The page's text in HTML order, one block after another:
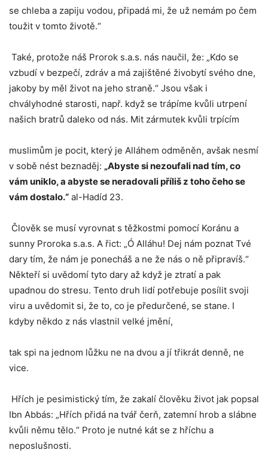
se chleba a zapiju vodou, připadá mi, že už nemám po čem
toužit v tomto životě.“
Také, protože náš Prorok s.a.s. nás naučil, že: „Kdo se
vzbudí v bezpečí, zdráv a má zajištěné živobytí svého dne,
jakoby by měl život na jeho straně.“ Jsou však i
chvályhodné starosti, např. když se trápíme kvůli utrpení
našich bratrů daleko od nás. Mit zármutek kvůli trpícím
muslimům je pocit, který je Alláhem odměněn, avšak nesmí
v sobě nést beznaděj: „Abyste si nezoufali nad tím, co
vám uniklo, a abyste se neradovali příliš z toho čeho se
vám dostalo.“ al-Hadíd 23.
Člověk se musí vyrovnat s těžkostmi pomocí Koránu a
sunny Proroka s.a.s. A řict: „Ó Alláhu! Dej nám poznat Tvé
dary tím, že nám je ponecháš a ne že nás o ně připravíš.“
Někteří si uvědomí tyto dary až když je ztratí a pak
upadnou do stresu. Tento druh lidí potřebuje posílit svoji
viru a uvědomit si, že to, co je předurčené, se stane. I
kdyby někdo z nás vlastnil velké jmění,
tak spi na jednom lůžku ne na dvou a jí třikrát denně, ne
vice.
Hřích je pesimistický tím, že zakalí člověku život jak popsal
Ibn Abbás: „Hřích přidá na tvář čerň, zatemní hrob a slábne
kvůli němu tělo.“ Proto je nutné kát se z hříchu a
neposlušnosti.